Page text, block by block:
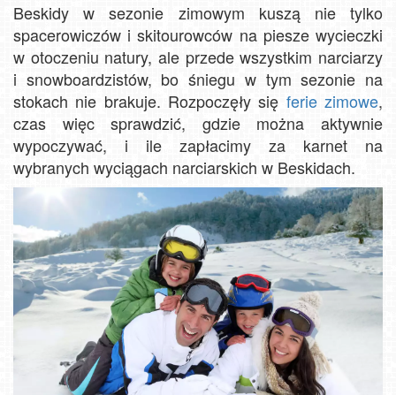
Beskidy w sezonie zimowym kuszą nie tylko
spacerowiczów i skitourowców na piesze wycieczki
w otoczeniu natury, ale przede wszystkim narciarzy
i snowboardzistów, bo śniegu w tym sezonie na
stokach nie brakuje. Rozpoczęły się ferie zimowe,
czas więc sprawdzić, gdzie można aktywnie
wypoczywać, i ile zapłacimy za karnet na
wybranych wyciągach narciarskich w Beskidach.